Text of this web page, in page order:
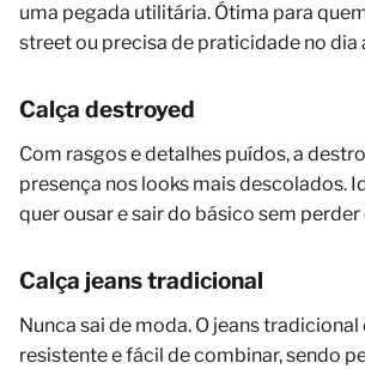
uma pegada utilitária. Ótima para
street ou precisa de praticidade no dia
Calça destroyed
Com rasgos e detalhes puídos, a
presença nos looks mais descolados.
quer ousar e sair do básico sem perder
Calça jeans tradicional
Nunca sai de moda. O jeans tradicional
resistente e fácil de combinar, sendo